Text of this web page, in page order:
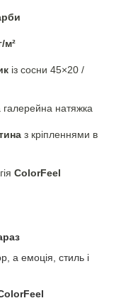
м²
із сосни 45×20 /
галерейна натяжка
з кріпленнями в
СolorFeel
а емоція, стиль і